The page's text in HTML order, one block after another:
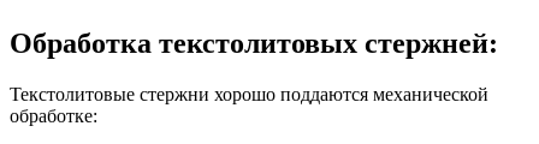
Обработка текстолитовых стержней:
Текстолитовые стержни хорошо поддаются механической
обработке: